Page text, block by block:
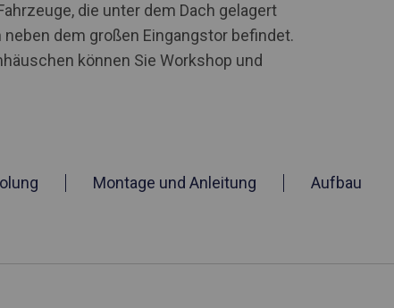
die unter dem Dach gelagert
dem großen Eingangstor befindet.
können Sie Workshop und
Montage und Anleitung Aufbau